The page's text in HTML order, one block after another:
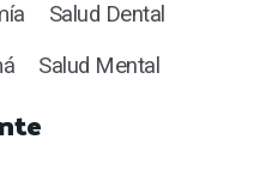
Salud Dental
Salud Mental